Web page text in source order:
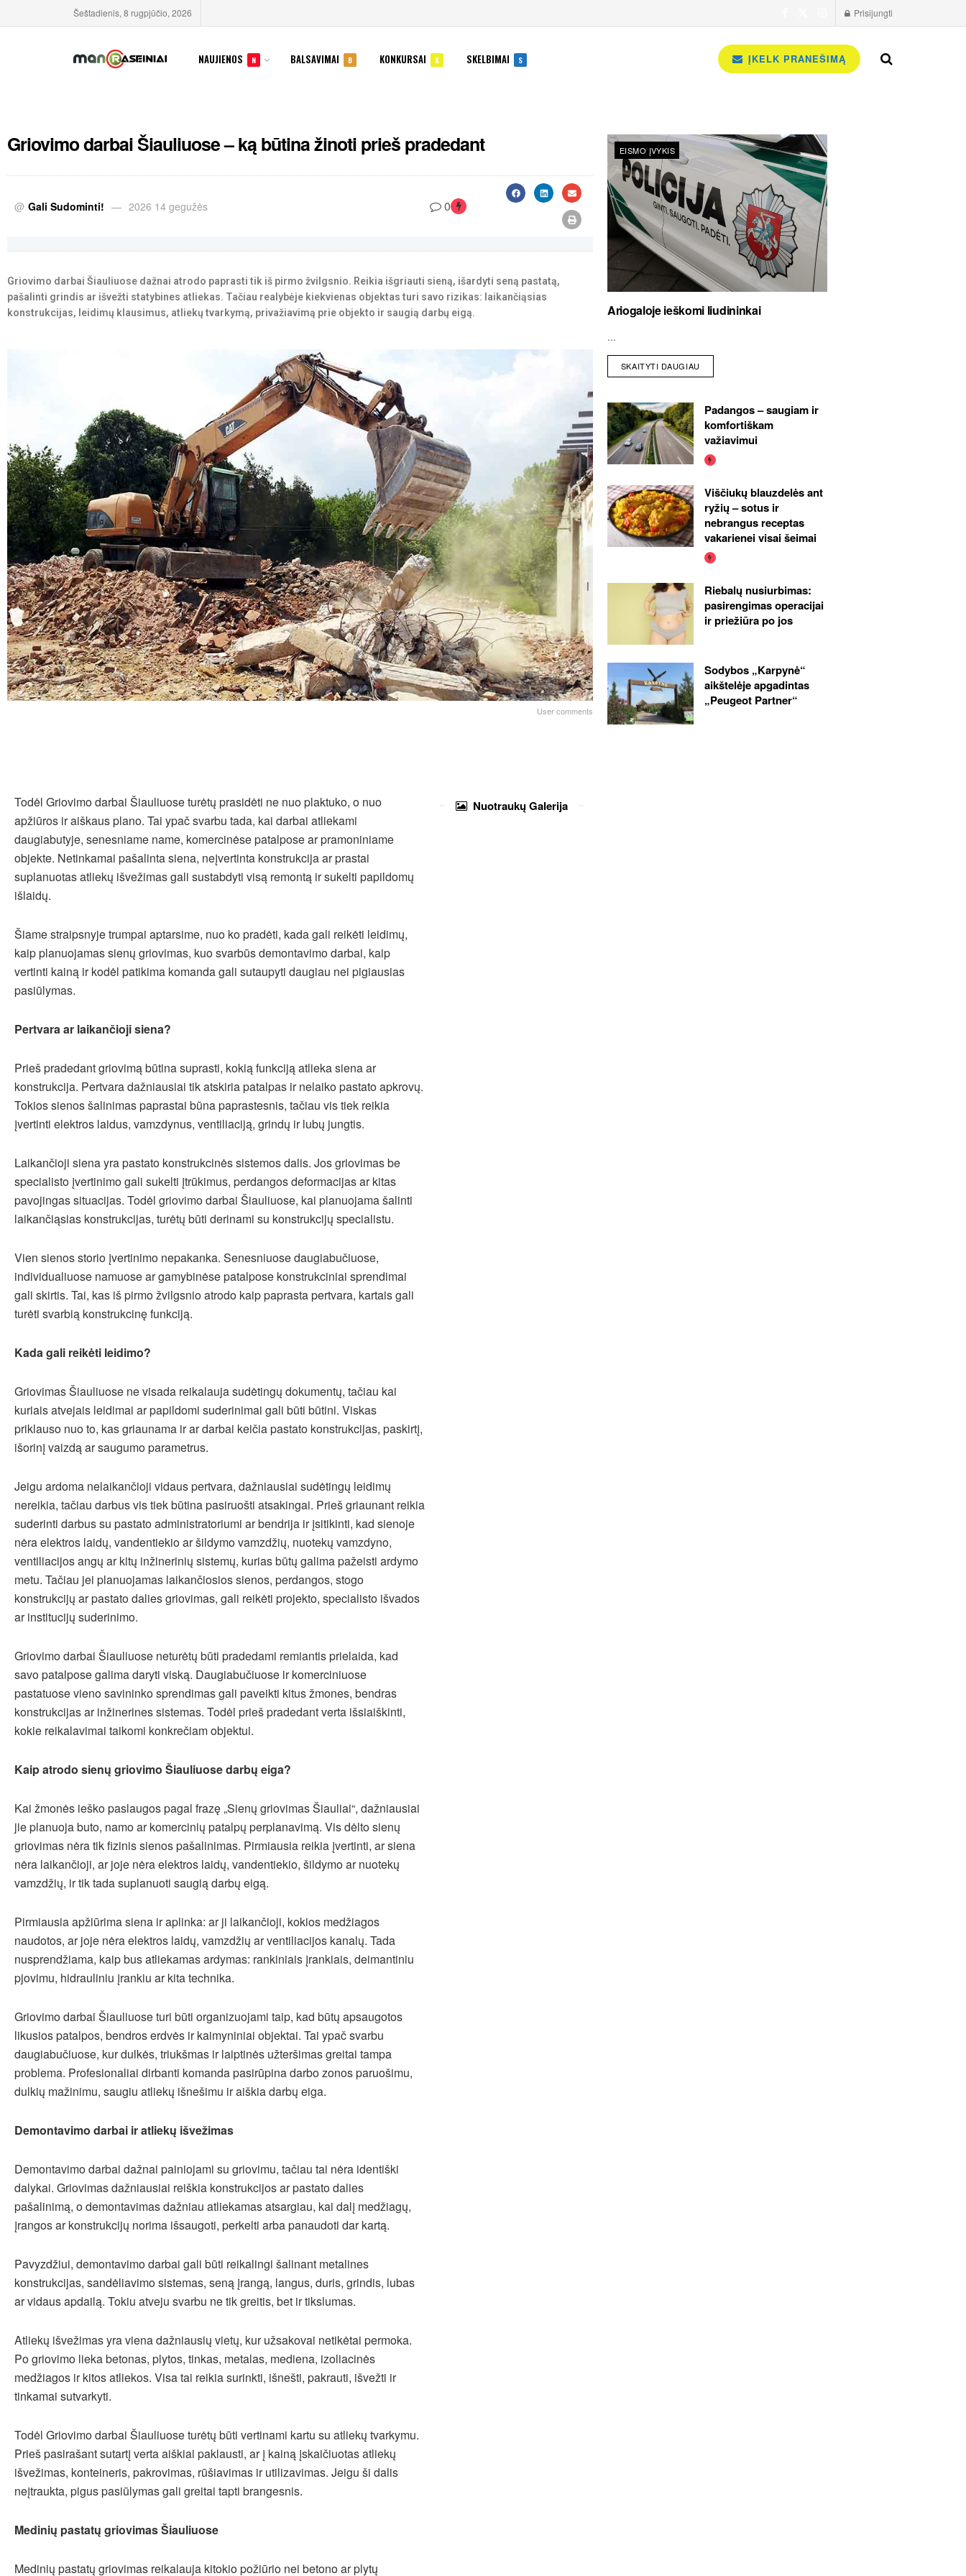
Šeštadienis, 8 rugpjūčio, 2026 Prisijungti
NAUJIENOS N BALSAVIMAI B KONKURSAI K SKELBIMAI S ĮKELK PRANEŠIMĄ
Griovimo darbai Šiauliuose – ką būtina žinoti prieš pradedant
@ Gali Sudominti! 2026 14 gegužės 0
Griovimo darbai Šiauliuose dažnai atrodo paprasti tik iš pirmo žvilgsnio. Reikia išgriauti sieną, išardyti seną pastatą,
pašalinti grindis ar išvežti statybines atliekas. Tačiau realybėje kiekvienas objektas turi savo rizikas: laikančiąsias
konstrukcijas, leidimų klausimus, atliekų tvarkymą, privažiavimą prie objekto ir saugią darbų eigą.
User comments
EISMO ĮVYKIS
Ariogaloje ieškomi liudininkai
...
SKAITYTI DAUGIAU
Padangos – saugiam ir
komfortiškam
važiavimui
Viščiukų blauzdelės ant
ryžių – sotus ir
nebrangus receptas
vakarienei visai šeimai
Riebalų nusiurbimas:
pasirengimas operacijai
ir priežiūra po jos
Sodybos „Karpynė“
aikštelėje apgadintas
„Peugeot Partner“
Todėl Griovimo darbai Šiauliuose turėtų prasidėti ne nuo plaktuko, o nuo
apžiūros ir aiškaus plano. Tai ypač svarbu tada, kai darbai atliekami
daugiabutyje, senesniame name, komercinėse patalpose ar pramoniniame
objekte. Netinkamai pašalinta siena, neįvertinta konstrukcija ar prastai
suplanuotas atliekų išvežimas gali sustabdyti visą remontą ir sukelti papildomų
išlaidų.
Šiame straipsnyje trumpai aptarsime, nuo ko pradėti, kada gali reikėti leidimų,
kaip planuojamas sienų griovimas, kuo svarbūs demontavimo darbai, kaip
vertinti kainą ir kodėl patikima komanda gali sutaupyti daugiau nei pigiausias
pasiūlymas.
Pertvara ar laikančioji siena?
Prieš pradedant griovimą būtina suprasti, kokią funkciją atlieka siena ar
konstrukcija. Pertvara dažniausiai tik atskiria patalpas ir nelaiko pastato apkrovų.
Tokios sienos šalinimas paprastai būna paprastesnis, tačiau vis tiek reikia
įvertinti elektros laidus, vamzdynus, ventiliaciją, grindų ir lubų jungtis.
Laikančioji siena yra pastato konstrukcinės sistemos dalis. Jos griovimas be
specialisto įvertinimo gali sukelti įtrūkimus, perdangos deformacijas ar kitas
pavojingas situacijas. Todėl griovimo darbai Šiauliuose, kai planuojama šalinti
laikančiąsias konstrukcijas, turėtų būti derinami su konstrukcijų specialistu.
Vien sienos storio įvertinimo nepakanka. Senesniuose daugiabučiuose,
individualiuose namuose ar gamybinėse patalpose konstrukciniai sprendimai
gali skirtis. Tai, kas iš pirmo žvilgsnio atrodo kaip paprasta pertvara, kartais gali
turėti svarbią konstrukcinę funkciją.
Kada gali reikėti leidimo?
Griovimas Šiauliuose ne visada reikalauja sudėtingų dokumentų, tačiau kai
kuriais atvejais leidimai ar papildomi suderinimai gali būti būtini. Viskas
priklauso nuo to, kas griaunama ir ar darbai keičia pastato konstrukcijas, paskirtį,
išorinį vaizdą ar saugumo parametrus.
Jeigu ardoma nelaikančioji vidaus pertvara, dažniausiai sudėtingų leidimų
nereikia, tačiau darbus vis tiek būtina pasiruošti atsakingai. Prieš griaunant reikia
suderinti darbus su pastato administratoriumi ar bendrija ir įsitikinti, kad sienoje
nėra elektros laidų, vandentiekio ar šildymo vamzdžių, nuotekų vamzdyno,
ventiliacijos angų ar kitų inžinerinių sistemų, kurias būtų galima pažeisti ardymo
metu. Tačiau jei planuojamas laikančiosios sienos, perdangos, stogo
konstrukcijų ar pastato dalies griovimas, gali reikėti projekto, specialisto išvados
ar institucijų suderinimo.
Griovimo darbai Šiauliuose neturėtų būti pradedami remiantis prielaida, kad
savo patalpose galima daryti viską. Daugiabučiuose ir komerciniuose
pastatuose vieno savininko sprendimas gali paveikti kitus žmones, bendras
konstrukcijas ar inžinerines sistemas. Todėl prieš pradedant verta išsiaiškinti,
kokie reikalavimai taikomi konkrečiam objektui.
Kaip atrodo sienų griovimo Šiauliuose darbų eiga?
Kai žmonės ieško paslaugos pagal frazę „Sienų griovimas Šiauliai“, dažniausiai
jie planuoja buto, namo ar komercinių patalpų perplanavimą. Vis dėlto sienų
griovimas nėra tik fizinis sienos pašalinimas. Pirmiausia reikia įvertinti, ar siena
nėra laikančioji, ar joje nėra elektros laidų, vandentiekio, šildymo ar nuotekų
vamzdžių, ir tik tada suplanuoti saugią darbų eigą.
Pirmiausia apžiūrima siena ir aplinka: ar ji laikančioji, kokios medžiagos
naudotos, ar joje nėra elektros laidų, vamzdžių ar ventiliacijos kanalų. Tada
nusprendžiama, kaip bus atliekamas ardymas: rankiniais įrankiais, deimantiniu
pjovimu, hidrauliniu įrankiu ar kita technika.
Griovimo darbai Šiauliuose turi būti organizuojami taip, kad būtų apsaugotos
likusios patalpos, bendros erdvės ir kaimyniniai objektai. Tai ypač svarbu
daugiabučiuose, kur dulkės, triukšmas ir laiptinės užteršimas greitai tampa
problema. Profesionaliai dirbanti komanda pasirūpina darbo zonos paruošimu,
dulkių mažinimu, saugiu atliekų išnešimu ir aiškia darbų eiga.
Demontavimo darbai ir atliekų išvežimas
Demontavimo darbai dažnai painiojami su griovimu, tačiau tai nėra identiški
dalykai. Griovimas dažniausiai reiškia konstrukcijos ar pastato dalies
pašalinimą, o demontavimas dažniau atliekamas atsargiau, kai dalį medžiagų,
įrangos ar konstrukcijų norima išsaugoti, perkelti arba panaudoti dar kartą.
Pavyzdžiui, demontavimo darbai gali būti reikalingi šalinant metalines
konstrukcijas, sandėliavimo sistemas, seną įrangą, langus, duris, grindis, lubas
ar vidaus apdailą. Tokiu atveju svarbu ne tik greitis, bet ir tikslumas.
Atliekų išvežimas yra viena dažniausių vietų, kur užsakovai netikėtai permoka.
Po griovimo lieka betonas, plytos, tinkas, metalas, mediena, izoliacinės
medžiagos ir kitos atliekos. Visa tai reikia surinkti, išnešti, pakrauti, išvežti ir
tinkamai sutvarkyti.
Todėl Griovimo darbai Šiauliuose turėtų būti vertinami kartu su atliekų tvarkymu.
Prieš pasirašant sutartį verta aiškiai paklausti, ar į kainą įskaičiuotas atliekų
išvežimas, konteineris, pakrovimas, rūšiavimas ir utilizavimas. Jeigu ši dalis
neįtraukta, pigus pasiūlymas gali greitai tapti brangesnis.
Medinių pastatų griovimas Šiauliuose
Medinių pastatų griovimas reikalauja kitokio požiūrio nei betono ar plytų
NuotraukųGalerija